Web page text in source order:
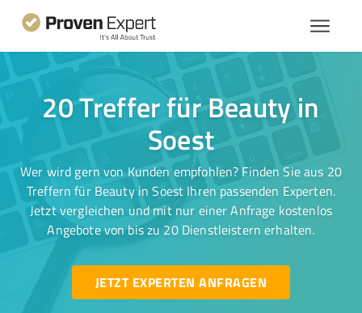
20 Treffer für Beauty in
Soest
Wer wird gern von Kunden empfohlen? Finden Sie aus 20
Treffern für Beauty in Soest Ihren passenden Experten.
Jetzt vergleichen und mit nur einer Anfrage kostenlos
Angebote von bis zu 20 Dienstleistern erhalten.
JETZT EXPERTEN ANFRAGEN